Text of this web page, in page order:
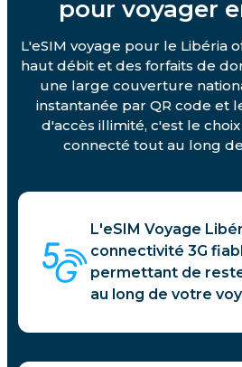
pour voyager
L'eSIM voyage pour le Libéria
haut débit et des forfaits de
une large couverture
instantanée par QR code et
d'accès illimité, c'est le
connecté tout au long
L'eSIM Voyage
connectivité 3G
permettant de
au long de votre